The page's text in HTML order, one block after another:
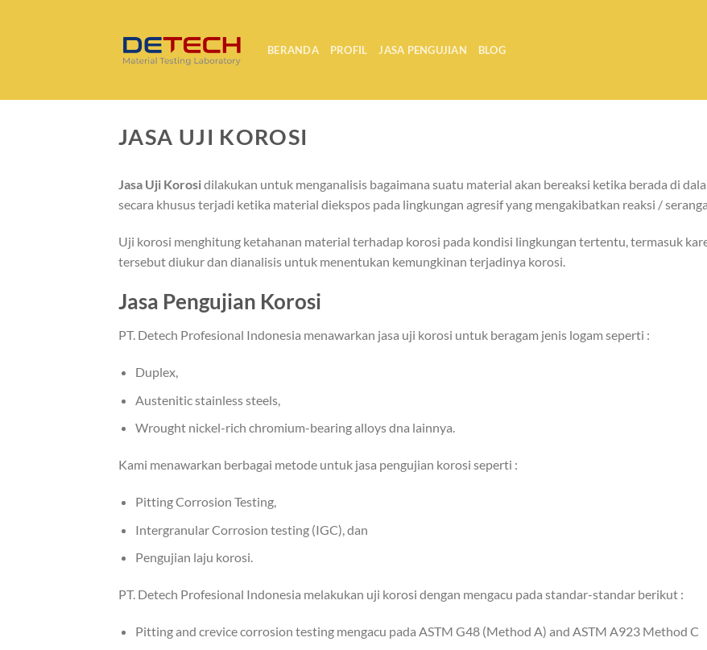
BERANDA PROFIL JASA PENGUJIAN BLOG
JASA UJI KOROSI
Jasa Uji Korosidilakukan untuk menganalisis bagaimana suatu material akan bereaksi ketika berada di
secara khusus terjadi ketika material diekspos pada lingkungan agresif yang mengakibatkan reaksi /
Uji korosi menghitung ketahanan material terhadap korosi pada kondisi lingkungan tertentu, termasuk
tersebut diukur dan dianalisis untuk menentukan kemungkinan terjadinya korosi.
Jasa Pengujian Korosi
PT. Detech Profesional Indonesia menawarkan jasa uji korosi untuk beragam jenis logam seperti :
Duplex,
Austenitic stainless steels,
Wrought nickel-rich chromium-bearing alloys dna lainnya.
Kami menawarkan berbagai metode untuk jasa pengujian korosi seperti :
Pitting Corrosion Testing,
Intergranular Corrosion testing (IGC), dan
Pengujian laju korosi.
PT. Detech Profesional Indonesia melakukan uji korosi dengan mengacu pada standar-standar berikut :
Pitting and crevice corrosion testing mengacu pada ASTM G48 (Method A) and ASTM A923 Method C